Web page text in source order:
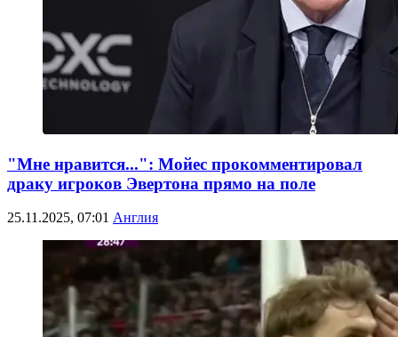
"Мне нравится...": Мойес прокомментировал
драку игроков Эвертона прямо на поле
25.11.2025, 07:01 Англия